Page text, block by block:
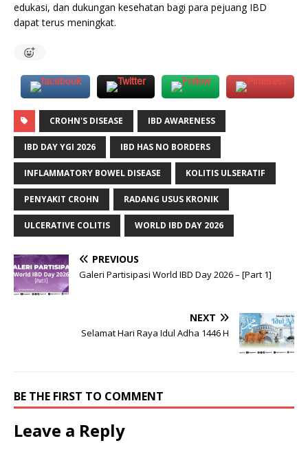
edukasi, dan dukungan kesehatan bagi para pejuang IBD
dapat terus meningkat.
CROHN'S DISEASE IBD AWARENESS
IBD DAY YGI 2026 IBD HAS NO BORDERS
INFLAMMATORY BOWEL DISEASE KOLITIS ULSERATIF
PENYAKIT CROHN RADANG USUS KRONIK
ULCERATIVE COLITIS WORLD IBD DAY 2026
PREVIOUS
Galeri Partisipasi World IBD Day 2026 – [Part 1]
NEXT
Selamat Hari Raya Idul Adha 1446 H
BE THE FIRST TO COMMENT
Leave a Reply